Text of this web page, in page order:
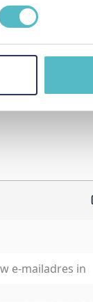
is protected by
Policy